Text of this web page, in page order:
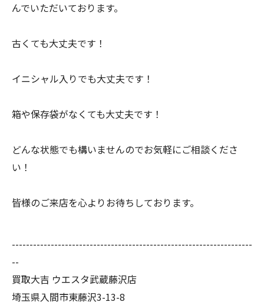
んでいただいております。
古くても大丈夫です！
イニシャル入りでも大丈夫です！
箱や保存袋がなくても大丈夫です！
どんな状態でも構いませんのでお気軽にご相談くださ
い！
皆様のご来店を心よりお待ちしております。
--------------------------------------------------------------------
--
買取大吉 ウエスタ武蔵藤沢店
埼玉県入間市東藤沢3-13-8